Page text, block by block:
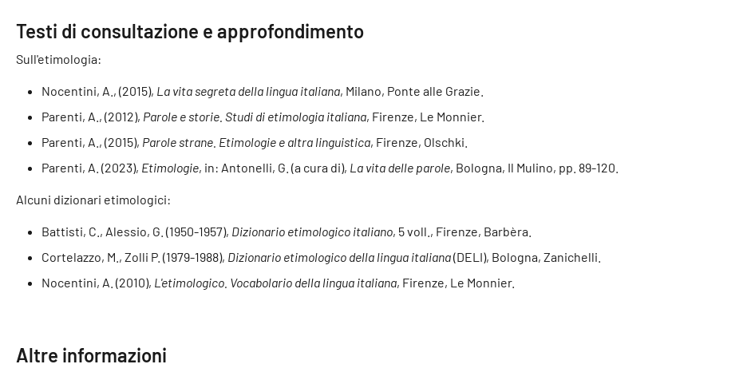
Testi di consultazione e approfondimento
Sull'etimologia:
Nocentini, A., (2015), La vita segreta della lingua italiana, Milano, Ponte alle Grazie.
Parenti, A., (2012), Parole e storie. Studi di etimologia italiana, Firenze, Le Monnier.
Parenti, A., (2015), Parole strane. Etimologie e altra linguistica, Firenze, Olschki.
Parenti, A. (2023), Etimologie, in: Antonelli, G. (a cura di), La vita delle parole, Bologna, Il Mulino, pp. 89-120.
Alcuni dizionari etimologici:
Battisti, C., Alessio, G. (1950-1957), Dizionario etimologico italiano, 5 voll., Firenze, Barbèra.
Cortelazzo, M., Zolli P. (1979-1988), Dizionario etimologico della lingua italiana(DELI), Bologna, Zanichelli.
Nocentini, A. (2010), L'etimologico. Vocabolario della lingua italiana, Firenze, Le Monnier.
Altre informazioni